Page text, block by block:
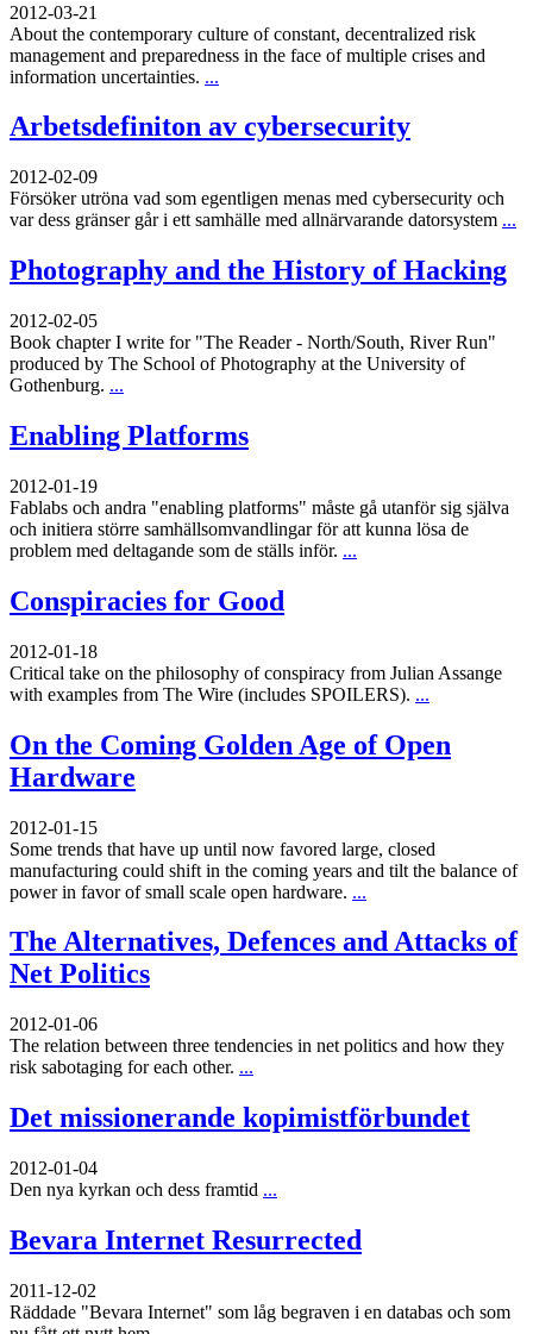
2012-03-21
About the contemporary culture of constant, decentralized risk
management and preparedness in the face of multiple crises and
information uncertainties. ...
Arbetsdefiniton av cybersecurity
2012-02-09
Försöker utröna vad som egentligen menas med cybersecurity och
var dess gränser går i ett samhälle med allnärvarande datorsystem ...
Photography and the History of Hacking
2012-02-05
Book chapter I write for "The Reader - North/South, River Run"
produced by The School of Photography at the University of
Gothenburg. ...
Enabling Platforms
2012-01-19
Fablabs och andra "enabling platforms" måste gå utanför sig själva
och initiera större samhällsomvandlingar för att kunna lösa de
problem med deltagande som de ställs inför. ...
Conspiracies for Good
2012-01-18
Critical take on the philosophy of conspiracy from Julian Assange
with examples from The Wire (includes SPOILERS). ...
On the Coming Golden Age of Open
Hardware
2012-01-15
Some trends that have up until now favored large, closed
manufacturing could shift in the coming years and tilt the balance of
power in favor of small scale open hardware. ...
The Alternatives, Defences and Attacks of
Net Politics
2012-01-06
The relation between three tendencies in net politics and how they
risk sabotaging for each other. ...
Det missionerande kopimistförbundet
2012-01-04
Den nya kyrkan och dess framtid ...
Bevara Internet Resurrected
2011-12-02
Räddade "Bevara Internet" som låg begraven i en databas och som